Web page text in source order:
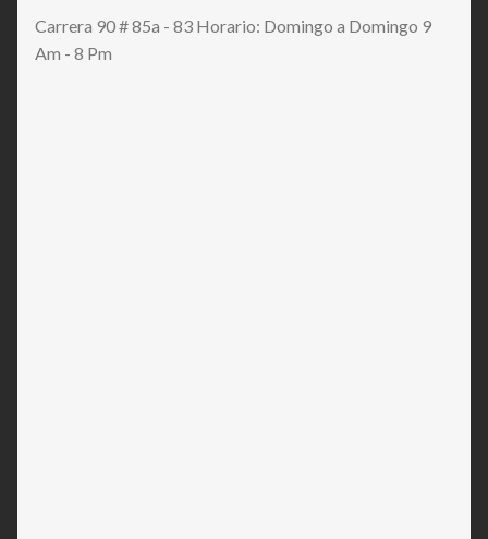
Carrera 90 # 85a - 83 Horario: Domingo a Domingo 9
Am - 8 Pm